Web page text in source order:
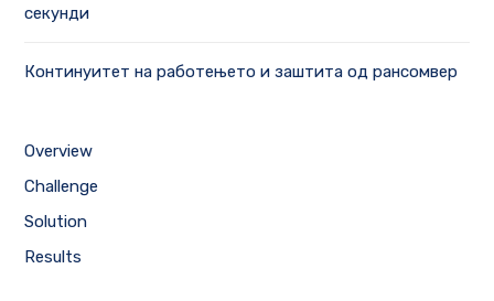
секунди
Континуитет на работењето и заштита од рансомвер
Overview
Challenge
Solution
Results